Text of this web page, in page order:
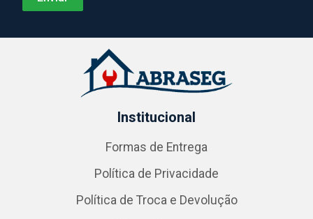
Institucional
Formas de Entrega
Política de Privacidade
Política de Troca e Devolução